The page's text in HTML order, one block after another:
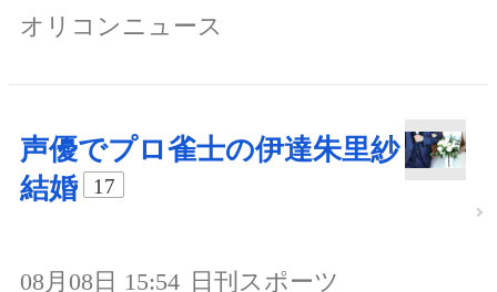
オリコンニュース
声優でプロ雀士の伊達朱里紗
結婚
17
08月08日 15:54 日刊スポーツ